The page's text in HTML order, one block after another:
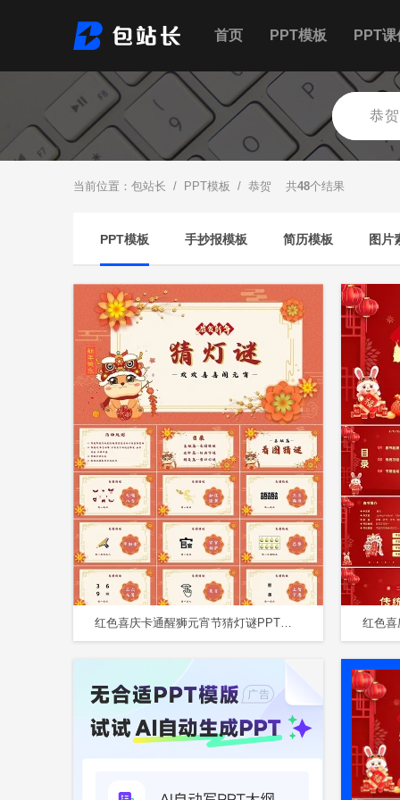
首页 PPT模板 PPT课
当前位置： 包站长 / PPT模板 / 恭贺 共48个结果
PPT模板 手抄报模板 简历模板 图片
红色喜庆卡通醒狮元宵节猜灯谜PPT模板